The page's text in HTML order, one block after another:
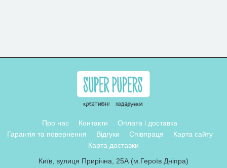
Про нас Контакти
Оплата і доставка
Гарантія та повернення
Відгуки Співпраця
Карта сайту
Карта доставки
Київ, вулиця Прирічна, 25А (м.Героїв Дніпра)